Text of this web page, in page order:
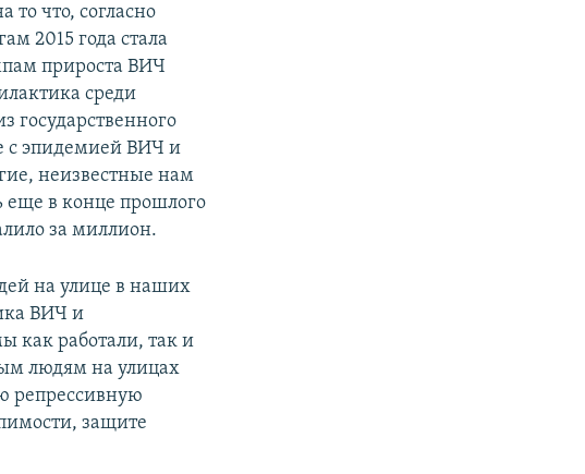
то что, согласно
2015 года стала
прироста ВИЧ
среди
государственного
с эпидемией ВИЧ и
неизвестные нам
еще в конце прошлого
за миллион.
на улице в наших
ВИЧ и
как работали, так и
людям на улицах
репрессивную
защите